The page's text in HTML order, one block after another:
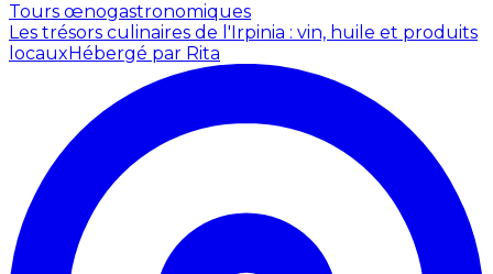
Tours œnogastronomiques
Les trésors culinaires de l'Irpinia : vin, huile et produits
locaux Hébergé par Rita